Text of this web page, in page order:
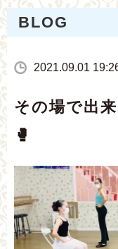
BLOG
2021.09.01
その場で出
🥊